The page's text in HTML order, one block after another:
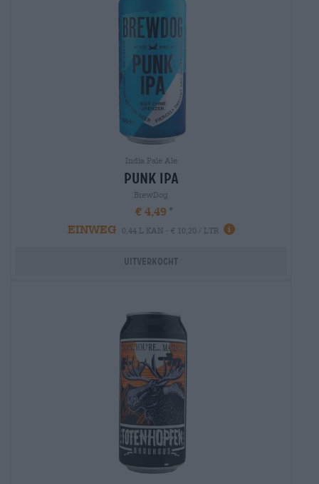
India Pale Ale
punk ipa
BrewDog
€ 4,49
EINWEG
0,44 L KAN - € 10,20 / LTR
Uitverkocht